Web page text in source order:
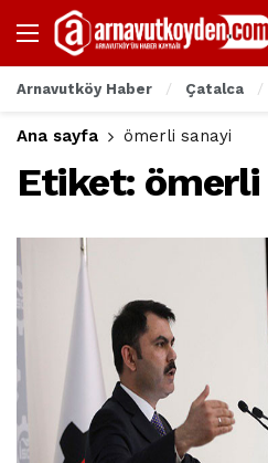
Arnavutköy Haber Çatalca
Ana sayfa ömerli sanayi
Etiket: ömerli